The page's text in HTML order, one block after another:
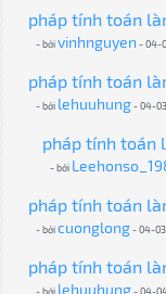
pháp tính toán
- bởivinhnguyen - 04-
pháp tính toán
- bởi lehuuhung- 04-
pháp tính toán
- bởi
pháp tính toán
- bởicuonglong- 04-
pháp tính toán
lehuuhung